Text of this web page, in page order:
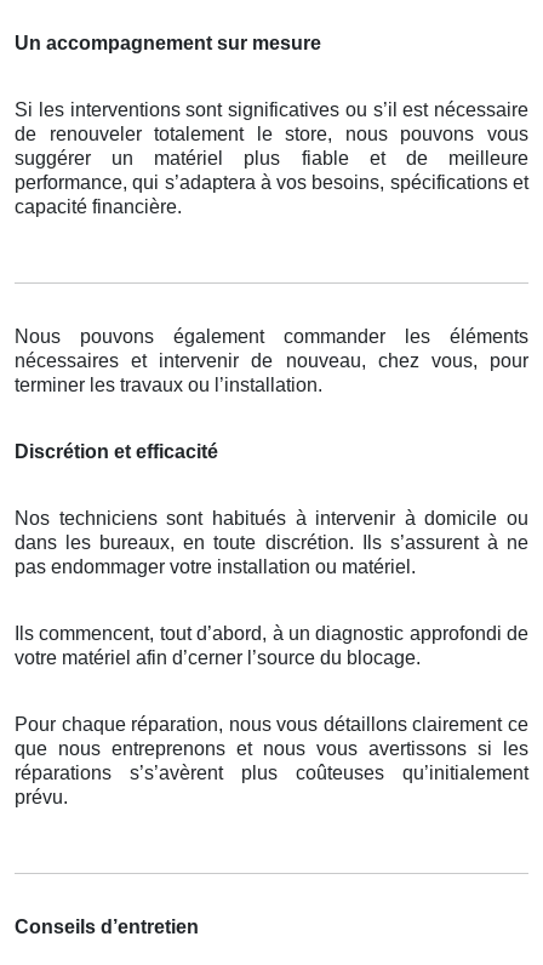
Un accompagnement sur mesure
Si les interventions sont significatives ou s’il est nécessaire
de renouveler totalement le store, nous pouvons vous
suggérer un matériel plus fiable et de meilleure
performance, qui s’adaptera à vos besoins, spécifications et
capacité financière.
Nous pouvons également commander les éléments
nécessaires et intervenir de nouveau, chez vous, pour
terminer les travaux ou l’installation.
Discrétion et efficacité
Nos techniciens sont habitués à intervenir à domicile ou
dans les bureaux, en toute discrétion. Ils s’assurent à ne
pas endommager votre installation ou matériel.
Ils commencent, tout d’abord, à un diagnostic approfondi de
votre matériel afin d’cerner l’source du blocage.
Pour chaque réparation, nous vous détaillons clairement ce
que nous entreprenons et nous vous avertissons si les
réparations s’s’avèrent plus coûteuses qu’initialement
prévu.
Conseils d’entretien